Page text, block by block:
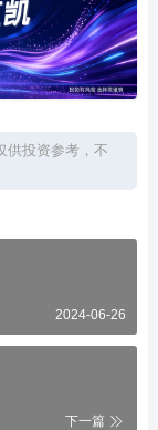
供投资参考，不
2024-06-26
下一篇